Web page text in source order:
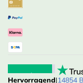
Hervorragend|14854